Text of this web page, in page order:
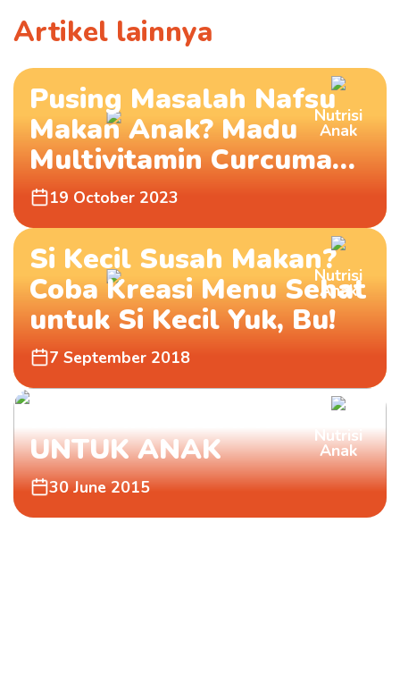
dapat dibeli melalui
partner e-commerce kami
Artikel lainnya
Nutrisi
Anak
Pusing Masalah Nafsu
Makan Anak? Madu
Multivitamin Curcuma
Plus Aja Ma
19 October 2023
Nutrisi
Anak
Si Kecil Susah Makan?
Coba Kreasi Menu Sehat
untuk Si Kecil Yuk, Bu!
7 September 2018
Nutrisi
Anak
UNTUK ANAK
30 June 2015